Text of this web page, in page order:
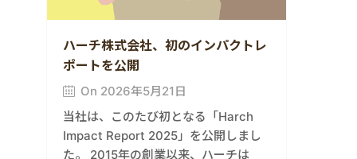
ハーチ株式会社、初のインパクトレ
ポートを公開
On 2026年5月21日
当社は、このたび初となる「Harch
Impact Report 2025」を公開しまし
た。 2015年の創業以来、ハーチは